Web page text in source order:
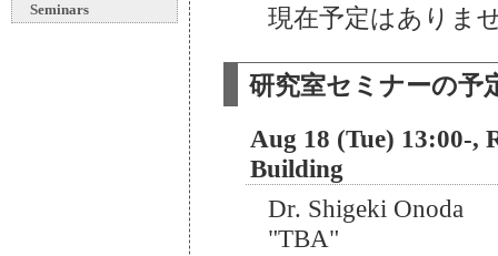
Seminars
現在予定はありま
研究室セミナーの予
Aug 18 (Tue) 13:00-,
Building
Dr. Shigeki Onoda
"TBA"